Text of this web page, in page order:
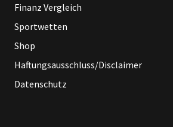
Finanz Vergleich
Sportwetten
Shop
Haftungsausschluss/Disclaimer
Datenschutz